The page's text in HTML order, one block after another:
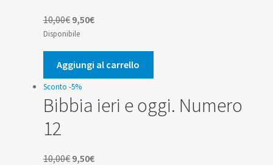
10,00€ Il
prezzo
originale
era:
10,00€.
9,50€Il
attuale
è:
9,50€.
Disponibile
Aggiungi al carrello
Sconto -5%
Bibbia ieri e oggi. Numero
12
10,00€ Il
9,50€Il